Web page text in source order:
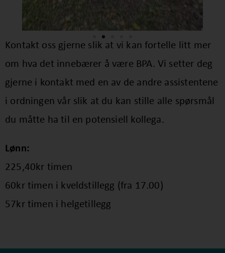
Kontakt oss gjerne slik at vi kan fortelle litt mer
om hva det innebærer å være BPA. Vi setter deg
gjerne i kontakt med en av de andre assistentene
i ordningen vår slik at du kan stille alle spørsmål
du måtte ha til en potensiell kollega.
Lønn:
225,40kr timen
60kr timen i kveldstillegg (fra 17.00)
57kr timen i helgetillegg